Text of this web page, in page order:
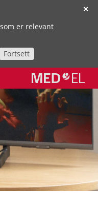
✕
er relevant
Fortsett